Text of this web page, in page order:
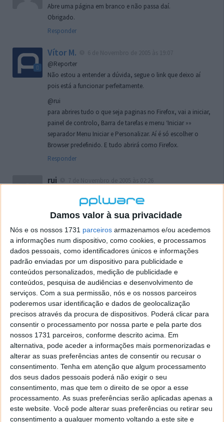
Damos valor à sua privacidade
Nós e os nossos 1731 parceiros armazenamos e/ou acedemos
a informações num dispositivo, como cookies, e processamos
dados pessoais, como identificadores únicos e informações
padrão enviadas por um dispositivo para publicidade e
conteúdos personalizados, medição de publicidade e
conteúdos, pesquisa de audiências e desenvolvimento de
serviços. Com a sua permissão, nós e os nossos parceiros
poderemos usar identificação e dados de geolocalização
precisos através da procura de dispositivos. Poderá clicar para
consentir o processamento por nossa parte e pela parte dos
nossos 1731 parceiros, conforme descrito acima. Em
alternativa, pode aceder a informações mais pormenorizadas e
alterar as suas preferências antes de consentir ou recusar o
consentimento. Tenha em atenção que algum processamento
dos seus dados pessoais poderá não exigir o seu
consentimento, mas que tem o direito de se opor a esse
processamento. As suas preferências serão aplicadas apenas a
este website. Você pode alterar suas preferências ou retirar seu
consentimento a qualquer momento voltando a este site e
Abre uma página em branco e não passa daí.
Obrigado.
Responder
Vítor M.
@Reporter
Não estou a entender a dúvida, segue o link que deixo aí
pois está a funcionar perfeitamente.
@rui
para abrires tudo o que seja paginas no Firefox, vai a iniciar,
painel de controlo, Barra de tarefas e menu ‘Iniciar »»
separador Menu Iniciar e Personalizar. Aí é só escolher o
Browser predefinido. E tudo abrirá como Firefox.
Responder
rui
localizaçao referida n se encontra la nada k me permita por
o firefox como browser predefenido
Ja percorri o painel
tentei apagar o explorer na tentativa de forçar o uso do
firefox mas em vao. Kaso te lembres de outra dica fico
agradecido, caso contrario obrigado a mesma
Responder
Vítor M.
7 de Novembro de 2005 às 01:39
@Reporter
Desculpa mas o link funciona. Seja como for segue por mail
o MSn Messenger 8.
Responder
Vítor M.
@Rui
Tens de encontrar o que te falei. Faz da seguinte maneira,
janela iniciar e no topo dessa janela com o botão direito do
rato faz propriedades. Depois no separador Menu ‘Iniciar’
clica no botão ‘Personalizar’ aí encontrarás no separador